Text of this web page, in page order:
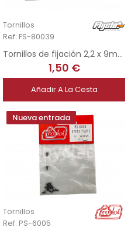
Tornillos
Ref: FS-80039
Tornillos de fijación 2,2 x 9mm
1,50 €
Añadir A La Cesta
Nueva entrada
Tornillos
Ref: PS-6005